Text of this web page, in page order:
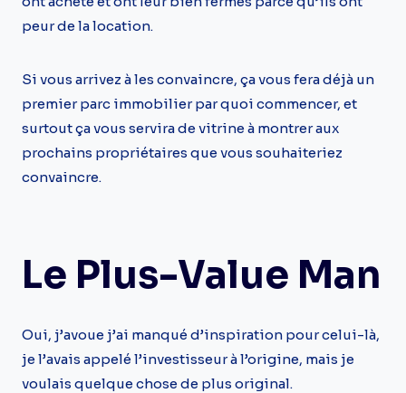
peur de la location.
Si vous arrivez à les convaincre, ça vous fera déjà un
premier parc immobilier par quoi commencer, et
surtout ça vous servira de vitrine à montrer aux
prochains propriétaires que vous souhaiteriez
convaincre.
Le Plus-Value Man
Oui, j’avoue j’ai manqué d’inspiration pour celui-là,
je l’avais appelé l’investisseur à l’origine, mais je
voulais quelque chose de plus original.